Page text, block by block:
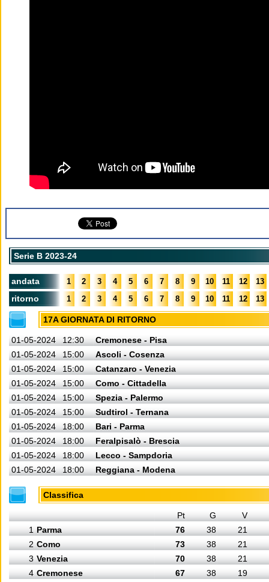
Serie B 2023-24
andata 1 2 3 4 5 6 7 8 9 10 11 12 13
ritorno 1 2 3 4 5 6 7 8 9 10 11 12 13
17A GIORNATA DI RITORNO
01-05-2024 12:30
Cremonese - Pisa
01-05-2024
15:00
Ascoli - Cosenza
01-05-2024
15:00
Catanzaro - Venezia
01-05-2024
15:00
Como - Cittadella
01-05-2024
15:00
Spezia - Palermo
01-05-2024
15:00
Sudtirol - Ternana
01-05-2024
18:00
Bari - Parma
01-05-2024
18:00
Feralpisalò - Brescia
01-05-2024
18:00
Lecco - Sampdoria
01-05-2024
18:00 Reggiana - Modena
Classifica
Pt G
V
1 Parma 76 38
21
2 Como 73 38
21
3 Venezia 70 38
21
4 Cremonese 67 38
19